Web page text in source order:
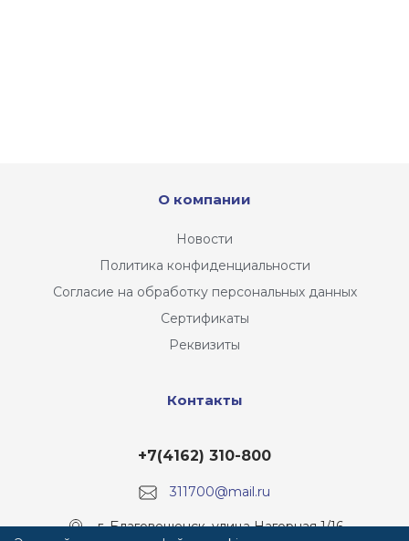
О компании
Новости
Политика конфиденциальности
Согласие на обработку персональных данных
Сертификаты
Реквизиты
Контакты
311700@mail.ru
+7(4162) 310-800
г. Благовещенск, улица Нагорная 1/16